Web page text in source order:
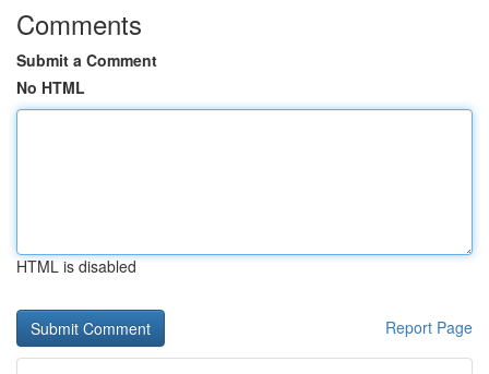
Comments
Submit a Comment
No HTML
HTML is disabled
Report Page